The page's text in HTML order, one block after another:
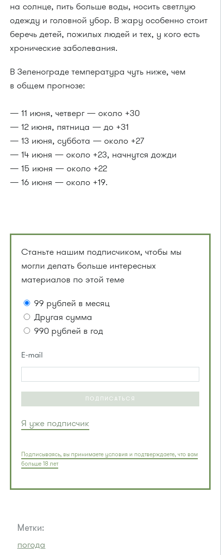
на солнце, пить больше воды, носить светлую
одежду и головной убор. В жару особенно стоит
беречь детей, пожилых людей и тех, у кого есть
хронические заболевания.
В Зеленограде температура чуть ниже, чем
в общем прогнозе:
— 11 июня, четверг — около +30
— 12 июня, пятница — до +31
— 13 июня, суббота — около +27
— 14 июня — около +23, начнутся дожди
— 15 июня — около +22
— 16 июня — около +19.
Станьте нашим подписчиком, чтобы мы
могли делать больше интересных
материалов по этой теме
99 рублей в месяц
Другая сумма
990 рублей в год
E-mail
ПОДПИСАТЬСЯ
Я уже подписчик
Подписываясь, вы принимаете условия и подтверждаете, что вам
больше 18 лет
Метки:
погода